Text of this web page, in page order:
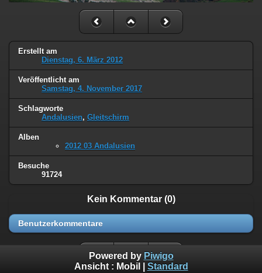
Erstellt am
Dienstag, 6. März 2012
Veröffentlicht am
Samstag, 4. November 2017
Schlagworte
Andalusien, Gleitschirm
Alben
2012 03 Andalusien
Besuche
91724
Kein Kommentar (0)
Benutzerkommentare
Powered by Piwigo
Ansicht : Mobil Standard